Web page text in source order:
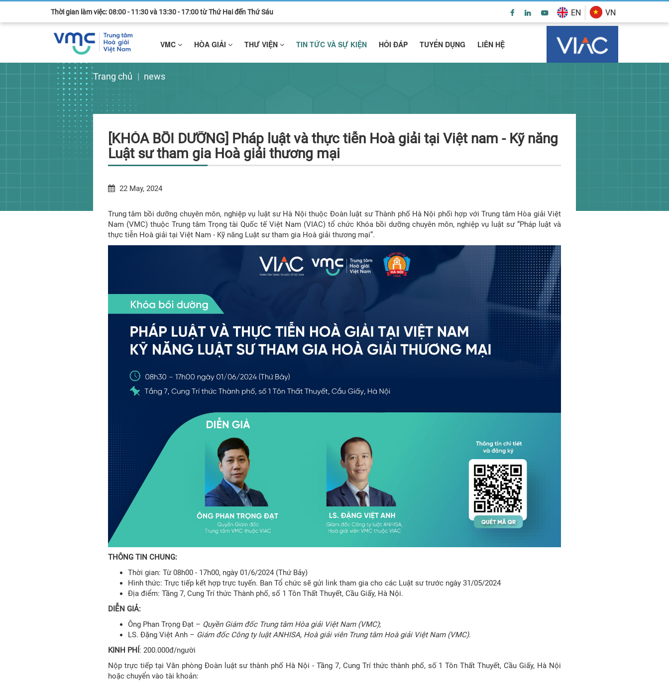
Thời gian làm việc: 08:00 - 11:30 và 13:30 - 17:00 từ Thứ Hai đến Thứ Sáu EN VN
VMC HÒA GIẢI THƯ VIỆN TIN TỨC VÀ SỰ KIỆN HỎI ĐÁP TUYỂN DỤNG LIÊN HỆ
Trang chủ news
[KHÓA BỒI DƯỠNG] Pháp luật và thực tiễn Hoà giải tại Việt nam - Kỹ năng
Luật sư tham gia Hoà giải thương mại
22 May, 2024
Trung tâm bồi dưỡng chuyên môn, nghiệp vụ luật sư Hà Nội thuộc Đoàn luật sư Thành phố Hà Nội phối hợp với Trung tâm Hòa giải Việt
Nam (VMC) thuộc Trung tâm Trọng tài Quốc tế Việt Nam (VIAC) tổ chức Khóa bồi dưỡng chuyên môn, nghiệp vụ luật sư “Pháp luật và
thực tiễn Hoà giải tại Việt Nam - Kỹ năng Luật sư tham gia Hoà giải thương mại”.
THÔNG TIN CHUNG:
Thời gian: Từ 08h00 - 17h00, ngày 01/6/2024 (Thứ Bảy)
Hình thức: Trực tiếp kết hợp trực tuyến. Ban Tổ chức sẽ gửi link tham gia cho các Luật sư trước ngày 31/05/2024
Địa điểm: Tầng 7, Cung Trí thức Thành phố, số 1 Tôn Thất Thuyết, Cầu Giấy, Hà Nội.
DIỄN GIẢ:
Ông Phan Trọng Đạt – Quyền Giám đốc Trung tâm Hòa giải Việt Nam (VMC);
LS. Đặng Việt Anh – Giám đốc Công ty luật ANHISA, Hoà giải viên Trung tâm Hoà giải Việt Nam (VMC).
KINH PHÍ: 200.000đ/người
Nộp trực tiếp tại Văn phòng Đoàn luật sư thành phố Hà Nội - Tầng 7, Cung Trí thức thành phố, số 1 Tôn Thất Thuyết, Cầu Giấy, Hà Nội
hoặc chuyển vào tài khoản: